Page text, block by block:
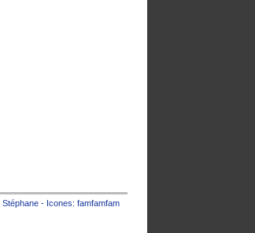
Stéphane - Icones: famfamfam